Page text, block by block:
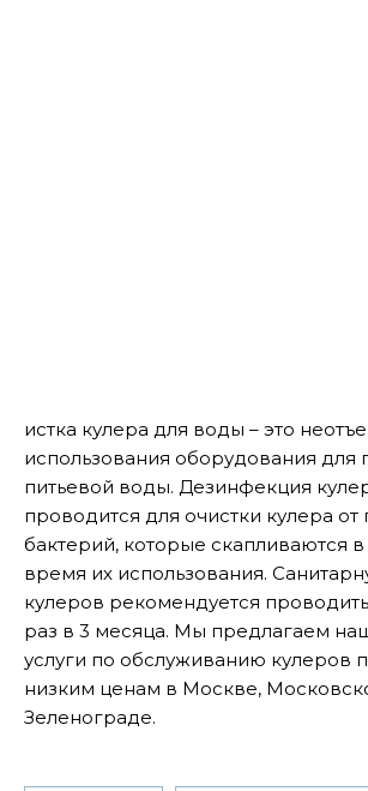
истка кулера для воды – это
использования оборудования для
питьевой воды. Дезинфекция
проводится для очистки кулера от
бактерий, которые скапливаются в
время их использования.
кулеров рекомендуется
раз в 3 месяца. Мы предлагаем
услуги по обслуживанию кулеров
низким ценам в Москве,
Зеленограде.